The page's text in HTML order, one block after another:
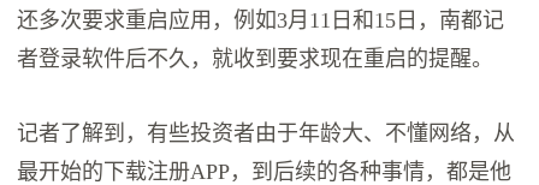
还多次要求重启应用，例如3月11日和15日，南都记
者登录软件后不久，就收到要求现在重启的提醒。
记者了解到，有些投资者由于年龄大、不懂网络，从
最开始的下载注册APP，到后续的各种事情，都是他